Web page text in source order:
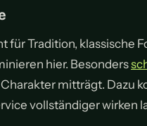
für Tradition, klassische
hier. Besonders
mitträgt. Dazu
vollständiger wirken